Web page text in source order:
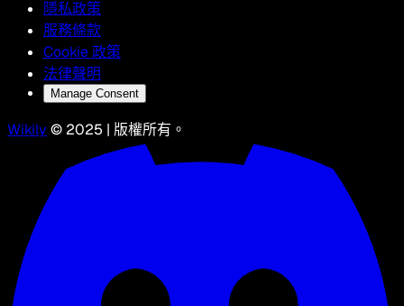
隱私政策
服務條款
Cookie 政策
法律聲明
Manage Consent
Wikily © 2025 | 版權所有。